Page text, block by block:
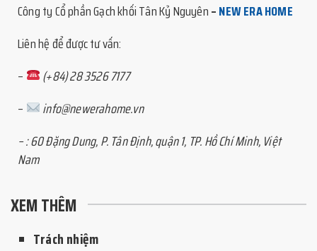
Công ty Cổ phần Gạch khối Tân Kỷ Nguyên–NEW ERA HOME
Liên hệ để được tư vấn:
–
(+84) 28 3526 7177
–
info@newerahome.vn
–: 60 Đặng Dung, P. Tân Định, quận 1, TP. Hồ Chí Minh, Việt
Nam
XEM THÊM
Trách nhiệm